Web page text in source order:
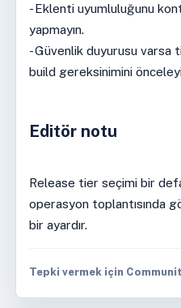
- Eklenti uyumluluğunu
yapmayın.
- Güvenlik duyurusu varsa
build gereksinimini
Editör notu
Release tier seçimi bir
operasyon toplantısında
bir ayardır.
Tepki vermek için